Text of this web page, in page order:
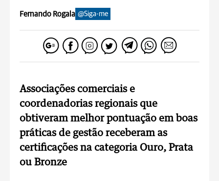
Fernando Rogala @Siga-me
Associações comerciais e
coordenadorias regionais que
obtiveram melhor pontuação em boas
práticas de gestão receberam as
certificações na categoria Ouro, Prata
ou Bronze